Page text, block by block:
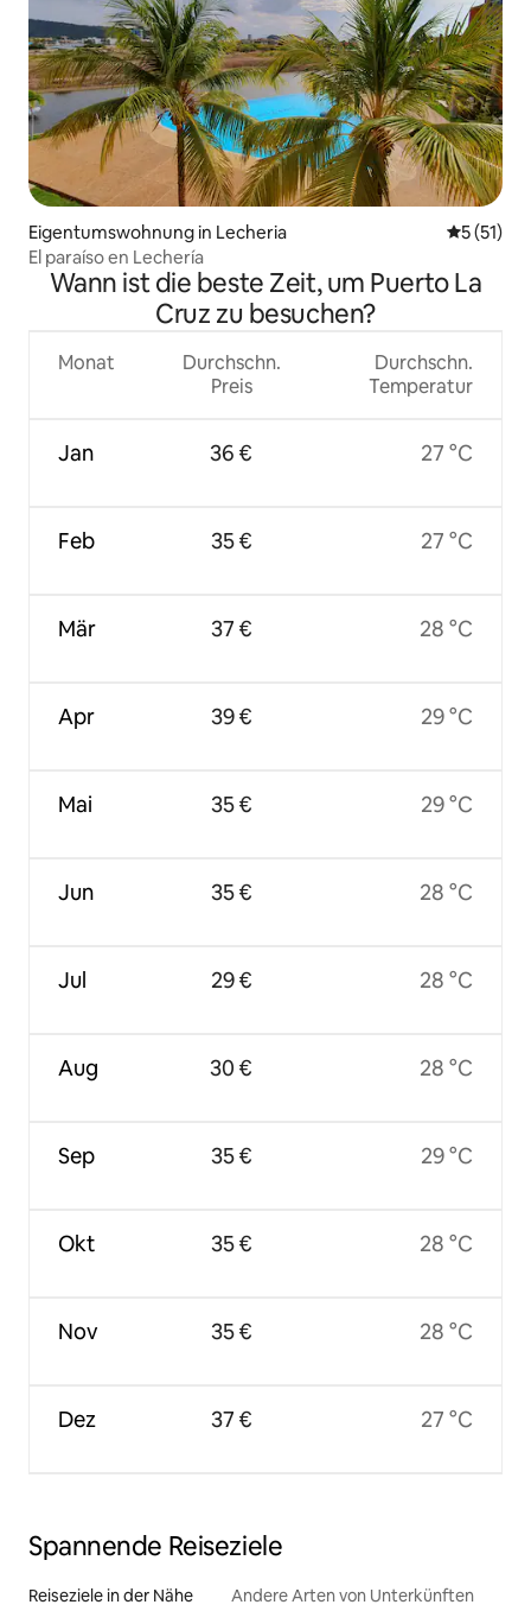
Eigentumswohnung in Lecheria
5 (51)
El paraíso en Lechería
Wann ist die beste Zeit, um Puerto La
Cruz zu besuchen?
Monat
Jan
Feb
Mär
Apr
Mai
Jun
Jul
Aug
Sep
Okt
Nov
Dez
Durchschn.
Preis
36 €
35 €
37 €
39 €
35 €
35 €
29 €
30 €
35 €
35 €
35 €
37 €
Durchschn.
Temperatur
27 °C
27 °C
28 °C
29 °C
29 °C
28 °C
28 °C
28 °C
29 °C
28 °C
28 °C
27 °C
Spannende Reiseziele
Reiseziele in der Nähe Andere Arten von Unterkünften